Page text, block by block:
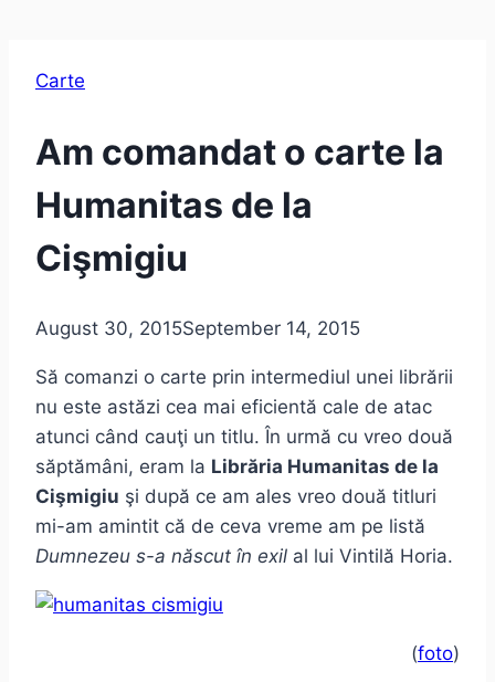
Carte
Am comandat o carte la
Humanitas de la
Cişmigiu
August 30, 2015September 14, 2015
Să comanzi o carte prin intermediul unei librării
nu este astăzi cea mai eficientă cale de atac
atunci când cauţi un titlu. În urmă cu vreo două
săptămâni, eram la Librăria Humanitas de la
Cişmigiu şi după ce am ales vreo două titluri
mi-am amintit că de ceva vreme am pe listă
Dumnezeu s-a născut în exil al lui Vintilă Horia.
(foto)